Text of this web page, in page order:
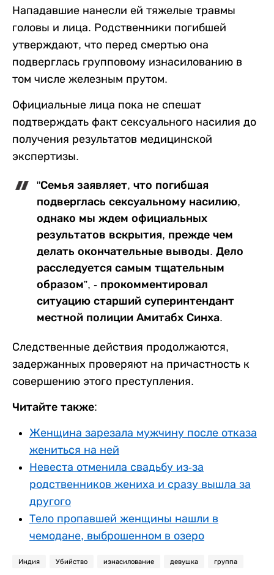
Нападавшие нанесли ей тяжелые травмы
головы и лица. Родственники погибшей
утверждают, что перед смертью она
подверглась групповому изнасилованию в
том числе железным прутом.
Официальные лица пока не спешат
подтверждать факт сексуального насилия до
получения результатов медицинской
экспертизы.
"Семья заявляет, что погибшая
подверглась сексуальному насилию,
однако мы ждем официальных
результатов вскрытия, прежде чем
делать окончательные выводы. Дело
расследуется самым тщательным
образом”, - прокомментировал
ситуацию старший суперинтендант
местной полиции Амитабх Синха.
Следственные действия продолжаются,
задержанных проверяют на причастность к
совершению этого преступления.
Читайте также:
Женщина зарезала мужчину после отказа
жениться на ней
Невеста отменила свадьбу из-за
родственников жениха и сразу вышла за
другого
Тело пропавшей женщины нашли в
чемодане, выброшенном в озеро
Индия Убийство изнасилование девушка группа